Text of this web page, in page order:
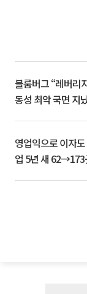
블룸버그 “레버리
동성 최악 국면 지
영업익으로 이자
업 5년 새 62→173